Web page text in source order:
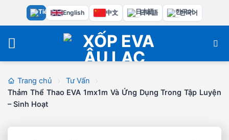
dung
English 中文 日本語 한국어
Trang chủ
Tư Vấn
Thảm Thể Thao EVA 1mx1m Và Ứng Dụng Trong Tập Luyện
– Sinh Hoạt